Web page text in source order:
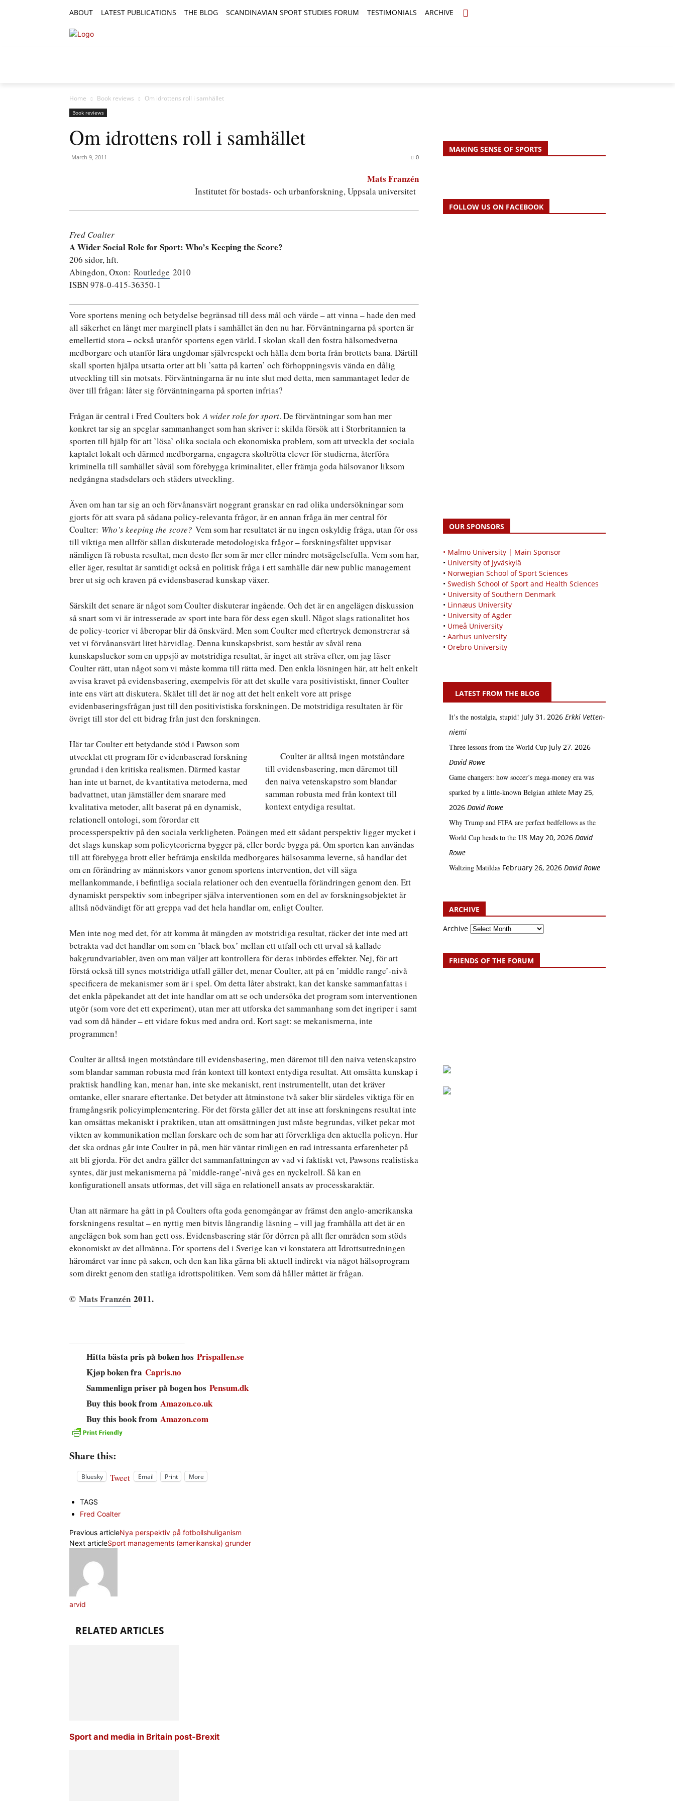
ABOUT LATEST PUBLICATIONS THE BLOG SCANDINAVIAN SPORT STUDIES FORUM TESTIMONIALS ARCHIVE
Home Book reviews Om idrottens roll i samhället
Book reviews
Om idrottens roll i samhället
March 9, 2011 0
Mats Franzén
Institutet för bostads- och urbanforskning, Uppsala universitet
Fred Coalter
A Wider Social Role for Sport: Who’s Keeping the Score?
206 sidor, hft.
Abingdon, Oxon: Routledge 2010
ISBN 978-0-415-36350-1
Vore sportens mening och betydelse begränsad till dess mål och värde – att vinna – hade den med
all säkerhet en långt mer marginell plats i samhället än den nu har. Förväntningarna på sporten är
emellertid stora – också utanför sportens egen värld. I skolan skall den fostra hälsomedvetna
medborgare och utanför lära ungdomar självrespekt och hålla dem borta från brottets bana. Därtill
skall sporten hjälpa utsatta orter att bli ’satta på karten’ och förhoppningsvis vända en dålig
utveckling till sin motsats. Förväntningarna är nu inte slut med detta, men sammantaget leder de
över till frågan: låter sig förväntningarna på sporten infrias?
Frågan är central i Fred Coulters bokA wider role for sport. De förväntningar som han mer
konkret tar sig an speglar sammanhanget som han skriver i: skilda försök att i Storbritannien ta
sporten till hjälp för att ’lösa’ olika sociala och ekonomiska problem, som att utveckla det sociala
kaptalet lokalt och därmed medborgarna, engagera skoltrötta elever för studierna, återföra
kriminella till samhället såväl som förebygga kriminalitet, eller främja goda hälsovanor liksom
nedgångna stadsdelars och städers utveckling.
Även om han tar sig an och förvånansvärt noggrant granskar en rad olika undersökningar som
gjorts för att svara på sådana policy-relevanta frågor, är en annan fråga än mer central för
Coulter: Who’s keeping the score? Vem som har resultatet är nu ingen oskyldig fråga, utan för oss
till viktiga men alltför sällan diskuterade metodologiska frågor – forskningsfältet uppvisar
nämligen få robusta resultat, men desto fler som är mer eller mindre motsägelsefulla. Vem som har,
eller äger, resultat är samtidigt också en politisk fråga i ett samhälle där new public management
brer ut sig och kraven på evidensbaserad kunskap växer.
Särskilt det senare är något som Coulter diskuterar ingående. Och det är en angelägen diskussion
så snart som vi är intresserade av sport inte bara för dess egen skull. Något slags rationalitet hos
de policy-teorier vi åberopar blir då önskvärd. Men som Coulter med eftertryck demonstrerar så
vet vi förvånansvärt litet härvidlag. Denna kunskapsbrist, som består av såväl rena
kunskapsluckor som en uppsjö av motstridiga resultat, är inget att sträva efter, om jag läser
Coulter rätt, utan något som vi måste komma till rätta med. Den enkla lösningen här, att helt enkelt
avvisa kravet på evidensbasering, exempelvis för att det skulle vara positivistiskt, finner Coulter
inte ens värt att diskutera. Skälet till det är nog att det helt enkelt vore att prisge
evidenbaseringsfrågan just till den positivistiska forskningen. De motstridiga resultaten är för
övrigt till stor del ett bidrag från just den forskningen.
Coulter är alltså ingen motståndare
till evidensbasering, men däremot till
den naiva vetenskapstro som blandar
samman robusta med från kontext till
kontext entydiga resultat.
Här tar Coulter ett betydande stöd i Pawson som
utvecklat ett program för evidenbaserad forskning
grundad i den kritiska realismen. Därmed kastar
han inte ut barnet, de kvantitativa metoderna, med
badvattnet, utan jämställer dem snarare med
kvalitativa metoder, allt baserat på en dynamisk,
relationell ontologi, som förordar ett
processperspektiv på den sociala verkligheten. Poängen med ett sådant perspektiv ligger mycket i
det slags kunskap som policyteorierna bygger på, eller borde bygga på. Om sporten kan användas
till att förebygga brott eller befrämja enskilda medborgares hälsosamma leverne, så handlar det
om en förändring av människors vanor genom sportens intervention, det vill säga
mellankommande, i befintliga sociala relationer och den eventuella förändringen genom den. Ett
dynamiskt perspektiv som inbegriper själva interventionen som en del av forskningsobjektet är
alltså nödvändigt för att greppa vad det hela handlar om, enligt Coulter.
Men inte nog med det, för att komma åt mängden av motstridiga resultat, räcker det inte med att
betrakta vad det handlar om som en ’black box’ mellan ett utfall och ett urval så kallade
bakgrundvariabler, även om man väljer att kontrollera för deras inbördes effekter. Nej, för att
förstå också till synes motstridiga utfall gäller det, menar Coulter, att på en ’middle range’-nivå
specificera de mekanismer som är i spel. Om detta låter abstrakt, kan det kanske sammanfattas i
det enkla påpekandet att det inte handlar om att se och undersöka det program som interventionen
utgör (som vore det ett experiment), utan mer att utforska det sammanhang som det ingriper i samt
vad som då händer – ett vidare fokus med andra ord. Kort sagt: se mekanismerna, inte
programmen!
Coulter är alltså ingen motståndare till evidensbasering, men däremot till den naiva vetenskapstro
som blandar samman robusta med från kontext till kontext entydiga resultat. Att omsätta kunskap i
praktisk handling kan, menar han, inte ske mekaniskt, rent instrumentellt, utan det kräver
omtanke, eller snarare eftertanke. Det betyder att åtminstone två saker blir särdeles viktiga för en
framgångsrik policyimplementering. För det första gäller det att inse att forskningens resultat inte
kan omsättas mekaniskt i praktiken, utan att omsättningen just måste begrundas, vilket pekar mot
vikten av kommunikation mellan forskare och de som har att förverkliga den aktuella policyn. Hur
det ska ordnas går inte Coulter in på, men här väntar rimligen en rad intressanta erfarenheter på
att bli gjorda. För det andra gäller det sammanfattningen av vad vi faktiskt vet, Pawsons realistiska
syntes, där just mekanismerna på ’middle-range’-nivå ges en nyckelroll. Så kan en
konfigurationell ansats utformas, det vill säga en relationell ansats av processkaraktär.
Utan att närmare ha gått in på Coulters ofta goda genomgångar av främst den anglo-amerikanska
forskningens resultat – en nyttig men bitvis långrandig läsning – vill jag framhålla att det är en
angelägen bok som han gett oss. Evidensbasering står för dörren på allt fler områden som stöds
ekonomiskt av det allmänna. För sportens del i Sverige kan vi konstatera att Idrottsutredningen
häromåret var inne på saken, och den kan lika gärna bli aktuell indirekt via något hälsoprogram
som direkt genom den statliga idrottspolitiken. Vem som då håller måttet är frågan.
© Mats Franzén 2011.
Hitta bästa pris på boken hos Prispallen.se
Kjøp boken fra Capris.no
Sammenlign priser på bogen hos Pensum.dk
Buy this book from Amazon.co.uk
Buy this book from Amazon.com
Share this:
Bluesky Tweet Email Print More
TAGS
Fred Coalter
Previous articleNya perspektiv på fotbollshuliganism
Next articleSport managements (amerikanska) grunder
arvid
RELATED ARTICLES
Sport and media in Britain post-Brexit
MAKING SENSE OF SPORTS
FOLLOW US ON FACEBOOK
OUR SPONSORS
• Malmö University | Main Sponsor
• University of Jyväskylä
• Norwegian School of Sport Sciences
• Swedish School of Sport and Health Sciences
• University of Southern Denmark
• Linnæus University
• University of Agder
• Umeå University
• Aarhus university
• Örebro University
LATEST FROM THE BLOG
It’s the nostalgia, stupid! July 31, 2026 Erkki Vetten­­
niemi
Three lessons from the World Cup July 27, 2026
David Rowe
Game changers: how soccer’s mega‑money era was
sparked by a little‑known Belgian athlete May 25,
2026 David Rowe
Why Trump and FIFA are perfect bedfellows as the
World Cup heads to the US May 20, 2026 David
Rowe
Waltzing Matildas February 26, 2026 David Rowe
ARCHIVE
Archive
FRIENDS OF THE FORUM